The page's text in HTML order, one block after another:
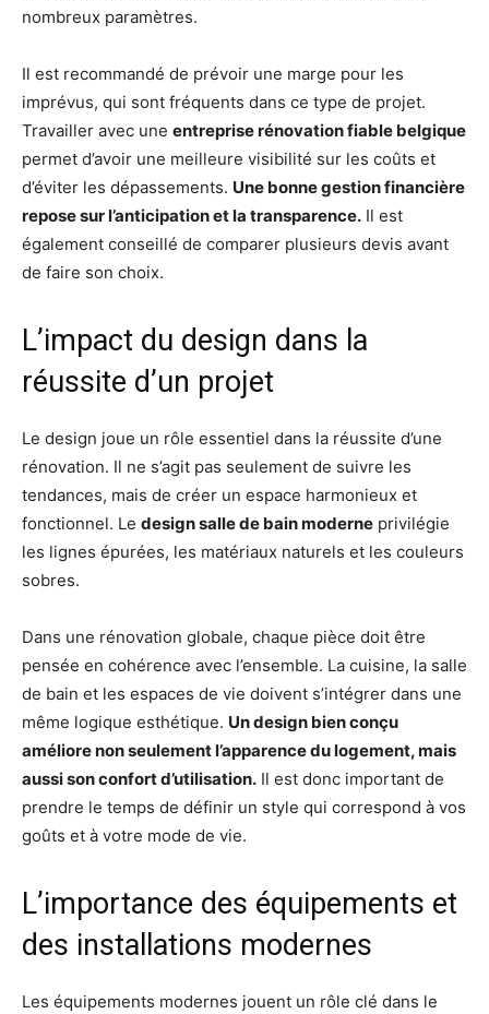
nombreux paramètres.
Il est recommandé de prévoir une marge pour les
imprévus, qui sont fréquents dans ce type de projet.
Travailler avec une entreprise rénovation fiable belgique
permet d’avoir une meilleure visibilité sur les coûts et
d’éviter les dépassements. Une bonne gestion financière
repose sur l’anticipation et la transparence. Il est
également conseillé de comparer plusieurs devis avant
de faire son choix.
L’impact du design dans la
réussite d’un projet
Le design joue un rôle essentiel dans la réussite d’une
rénovation. Il ne s’agit pas seulement de suivre les
tendances, mais de créer un espace harmonieux et
fonctionnel. Le design salle de bain moderne privilégie
les lignes épurées, les matériaux naturels et les couleurs
sobres.
Dans une rénovation globale, chaque pièce doit être
pensée en cohérence avec l’ensemble. La cuisine, la salle
de bain et les espaces de vie doivent s’intégrer dans une
même logique esthétique. Un design bien conçu
améliore non seulement l’apparence du logement, mais
aussi son confort d’utilisation. Il est donc important de
prendre le temps de définir un style qui correspond à vos
goûts et à votre mode de vie.
L’importance des équipements et
des installations modernes
Les équipements modernes jouent un rôle clé dans le